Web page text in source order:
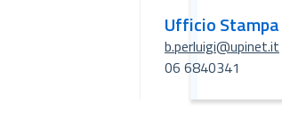
Ufficio Stampa
b.perluigi@upinet.it
06 6840341